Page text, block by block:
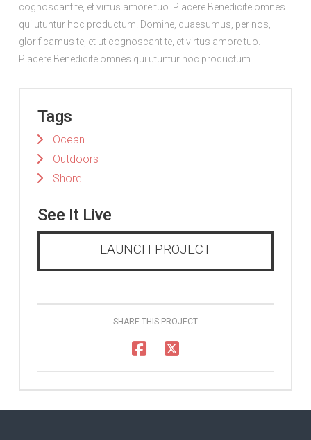
cognoscant te, et virtus amore tuo. Placere Benedicite omnes
qui utuntur hoc productum. Domine, quaesumus, per nos,
glorificamus te, et ut cognoscant te, et virtus amore tuo.
Placere Benedicite omnes qui utuntur hoc productum.
Tags
Ocean
Outdoors
Shore
See It Live
LAUNCH PROJECT
SHARE THIS PROJECT